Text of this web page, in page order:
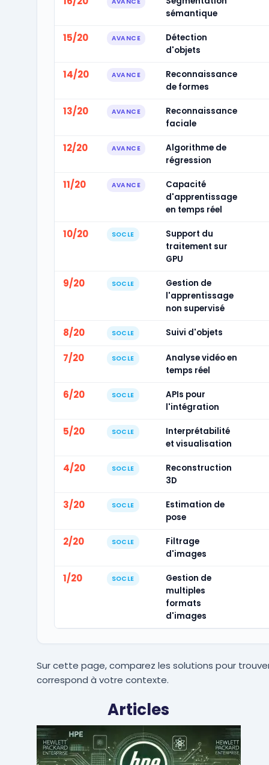
sémantique
15/20 AVANCE
Détection
d'objets
14/20 AVANCE
Reconnaissance
de formes
13/20 AVANCE
Reconnaissance
faciale
12/20 AVANCE
Algorithme de
régression
11/20 AVANCE
Capacité
d'apprentissage
en temps réel
10/20 SOCLE
Support du
traitement sur
GPU
9/20 SOCLE
Gestion de
l'apprentissage
non supervisé
8/20 SOCLE Suivi d'objets
7/20 SOCLE
Analyse vidéo en
temps réel
6/20 SOCLE
APIs pour
l'intégration
5/20 SOCLE
Interprétabilité
et visualisation
4/20 SOCLE
Reconstruction
3D
3/20 SOCLE
Estimation de
pose
2/20 SOCLE
Filtrage
d'images
1/20 SOCLE
Gestion de
multiples
formats
d'images
Sur cette page, comparez les solutions pour
correspond à votre contexte.
Articles